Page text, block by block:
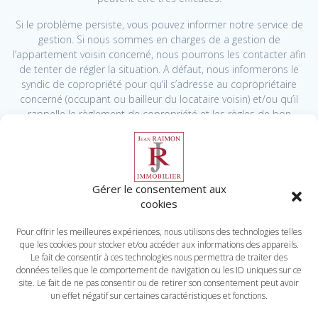
Gérer le consentement aux
cookies
Pour offrir les meilleures expériences, nous utilisons des technologies telles
que les cookies pour stocker et/ou accéder aux informations des appareils.
Le fait de consentir à ces technologies nous permettra de traiter des
données telles que le comportement de navigation ou les ID uniques sur ce
site. Le fait de ne pas consentir ou de retirer son consentement peut avoir
un effet négatif sur certaines caractéristiques et fonctions.
Si le problème persiste, vous pouvez informer notre service de
gestion. Si nous sommes en charges de a gestion de
l’appartement voisin concerné, nous pourrons les contacter afin
de tenter de régler la situation. A défaut, nous informerons le
syndic de copropriété pour qu’il s’adresse au copropriétaire
concerné (occupant ou bailleur du locataire voisin) et/ou qu’il
rappelle le règlement de copropriété et les règles de bon
voisinage, p.ex. par une note dans les parties communes.
Enfin, vous pouvez déposer une main courante auprès de la
police municipale. Dernière extrémité, une plainte peut être
déposée si les nuisances le justifient.
© 2026